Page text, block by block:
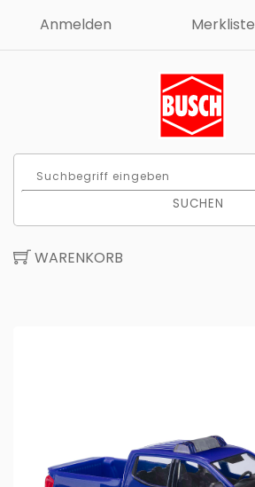
Anmelden Merkliste
SUCHEN
WARENKORB